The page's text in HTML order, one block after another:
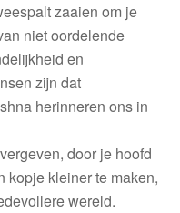
zaaien om je
niet oordelende
en
zijn dat
herinneren ons in
door je hoofd
kopje kleiner te maken,
wereld.